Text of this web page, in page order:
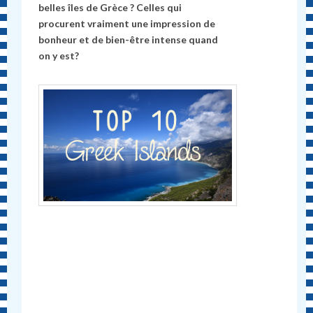
belles îles de Grèce ? Celles qui
procurent vraiment une impression de
bonheur et de bien-être intense quand
on y est?